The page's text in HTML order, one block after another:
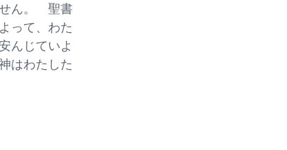
せん。 聖書
って、わた
んじていよ
はわたした